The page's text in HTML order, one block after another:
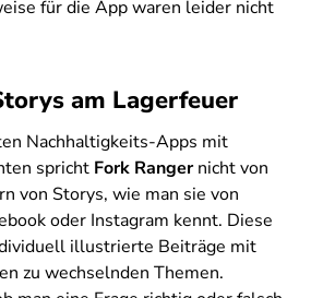
für die App waren leider nicht
am Lagerfeuer
Nachhaltigkeits-Apps mit
spricht Fork Rangernicht von
von Storys, wie man sie von
oder Instagram kennt. Diese
illustrierte Beiträge mit
zu wechselnden Themen.